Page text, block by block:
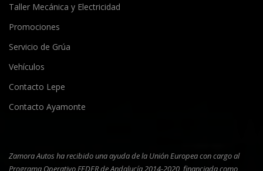
Taller Mecánica y Electricidad
Promociones
Servicio de Grúa
Vehículos
Contacto Lepe
Contacto Ayamonte
Zamora Autos ha recibido una ayuda de la Unión Europea con cargo al
Programa Operativo FEDER de Andalucía 2014-2020, financiada como